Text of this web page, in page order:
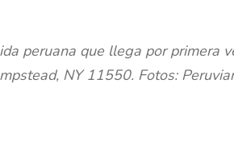
peruana que llega por primera
NY 11550. Fotos: